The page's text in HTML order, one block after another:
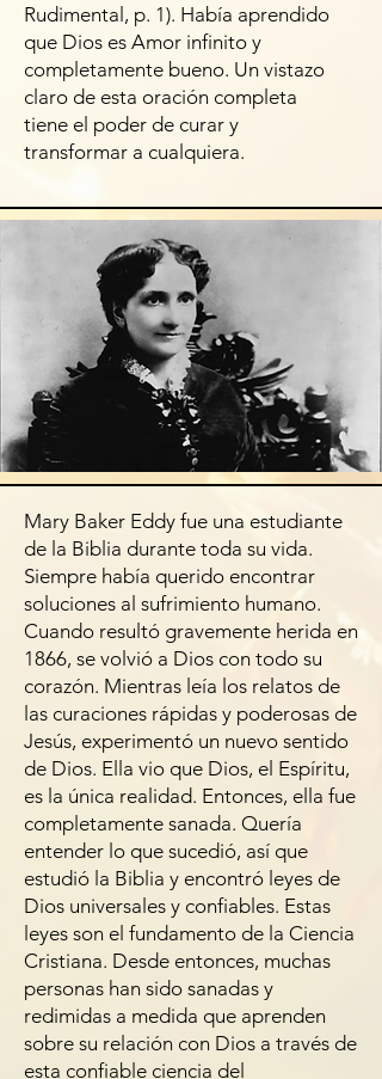
Rudimental, p. 1). Había aprendido
que Dios es Amor infinito y
completamente bueno. Un vistazo
claro de esta oración completa
tiene el poder de curar y
transformar a cualquiera.
Mary Baker Eddy fue una estudiante
de la Biblia durante toda su vida.
Siempre había querido encontrar
soluciones al sufrimiento humano.
Cuando resultó gravemente herida en
1866, se volvió a Dios con todo su
corazón. Mientras leía los relatos de
las curaciones rápidas y poderosas de
Jesús, experimentó un nuevo sentido
de Dios. Ella vio que Dios, el Espíritu,
es la única realidad. Entonces, ella fue
completamente sanada. Quería
entender lo que sucedió, así que
estudió la Biblia y encontró leyes de
Dios universales y confiables. Estas
leyes son el fundamento de la Ciencia
Cristiana. Desde entonces, muchas
personas han sido sanadas y
redimidas a medida que aprenden
sobre su relación con Dios a través de
esta confiable ciencia del